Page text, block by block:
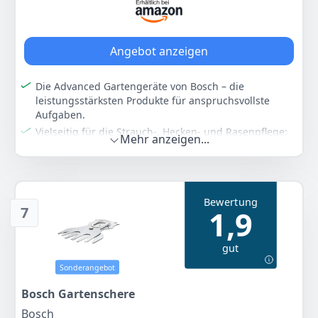
Anzeigen
Angebot anzeigen
Die Advanced Gartengeräte von Bosch – die
leistungsstärksten Produkte für anspruchsvollste
Aufgaben.
Vielseitig für die Strauch-, Hecken- und Rasenpflege:
Einfacher Wechsel zwischen Aufgaben durch
einfaches „Multi-Click“-System für schnellen
Patentiertes Bosch Anti-Blockier-System – kein
Verklemmen bei dickeren Ästen
POWER FOR ALL ALLIANCE: 1 AKKU, ​10+ MARKEN, ​150+
Lieferumfang: AdvancedShear 18V-10, 1x
Mehr anzeigen...
7
Sonderangebot
Bewertung
1,9
gut
Bosch Gartenschere
Bosch